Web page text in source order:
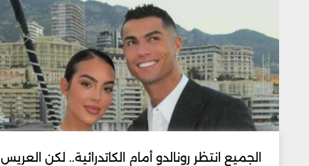
الجميع انتظر رونالدو أمام الكاتدرائية.. لكن العريس